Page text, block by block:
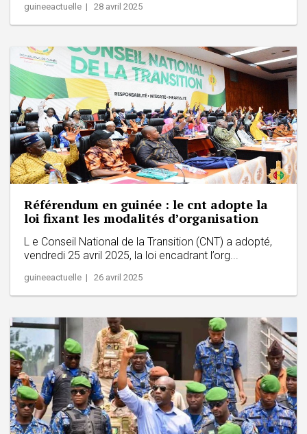
guineeactuelle | 28 avril 2025
Référendum en guinée : le cnt adopte la
loi fixant les modalités d’organisation
L e Conseil National de la Transition (CNT) a adopté,
vendredi 25 avril 2025, la loi encadrant l’org...
guineeactuelle | 26 avril 2025